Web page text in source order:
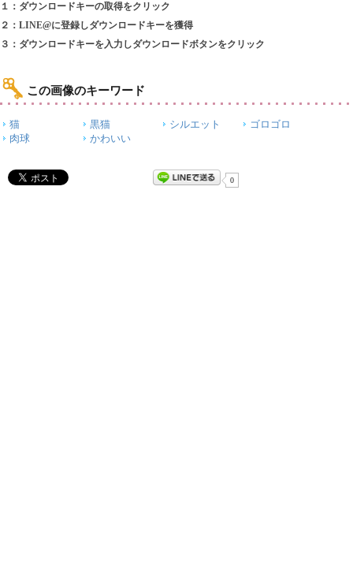
１：ダウンロードキーの取得をクリック
２：LINE@に登録しダウンロードキーを獲得
３：ダウンロードキーを入力しダウンロードボタンをクリック
この画像のキーワード
猫 黒猫 シルエット
ゴロゴロ
肉球
かわいい
0